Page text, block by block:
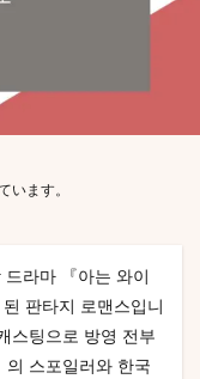
います。
라마 『아는 와이
판타지 로맨스입니
스팅으로 방영 전부
의 스포일러와 한국